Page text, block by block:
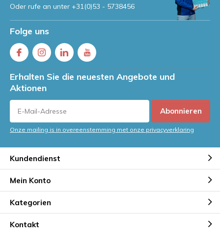
Oder rufe an unter +31(0)53 - 5738456
Folge uns
Erhalten Sie die neuesten Angebote und
Aktionen
Abonnieren
Onze mailing is in overeenstemming met onze privacyverklaring
Kundendienst
Mein Konto
Kategorien
Kontakt